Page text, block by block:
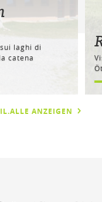
laghi di
catena
ANZEIGEN